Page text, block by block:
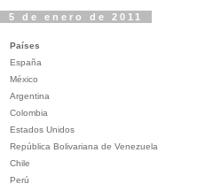
5 de enero de 2011
Países
España
México
Argentina
Colombia
Estados Unidos
República Bolivariana de Venezuela
Chile
Perú